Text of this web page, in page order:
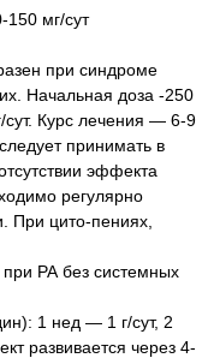
мг/сут
при синдроме
Начальная доза -250
Курс лечения — 6-9
принимать в
эффекта
регулярно
При цито-пениях,
РА без системных
1 нед — 1 г/сут, 2
развивается через 4-